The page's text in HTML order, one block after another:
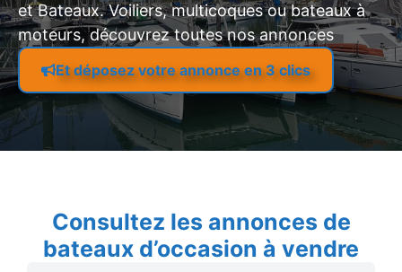
et Bateaux. Voiliers, multicoques ou bateaux à
moteurs, découvrez toutes nos annonces
Et déposez votre annonce en 3 clics
Consultez les annonces de
bateaux d’occasion à vendre